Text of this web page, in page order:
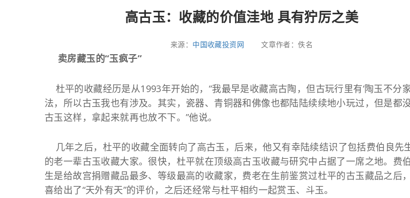
高古玉：收藏的价值洼地 具有狞厉之美
来源： 中国收藏投资网 文章作者：佚名
卖房藏玉的“玉疯子”
杜平的收藏经历是从1993年开始的，“我最早是收藏高古陶，但古玩行里有‘陶玉不分
法，所以古玉我也有涉及。其实，瓷器、青铜器和佛像也都陆陆续续地小玩过，但是都
古玉这样，拿起来就再也放不下。”他说。
几年之后，杜平的收藏全面转向了高古玉，后来，他又有幸陆续结识了包括费伯良先
的老一辈古玉收藏大家。很快，杜平就在顶级高古玉收藏与研究中占据了一席之地。费
生是给故宫捐赠藏品最多、等级最高的收藏家，费老在生前鉴赏过杜平的古玉藏品之后
喜给出了“天外有天”的评价，之后还经常与杜平相约一起赏玉、斗玉。